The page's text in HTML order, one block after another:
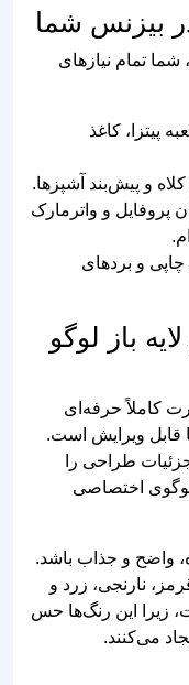
پیتزا فروشی طرح
آتشی
لوگو پیتزایی با 4 رنگ بندی
باز و وکتور
| دانلود